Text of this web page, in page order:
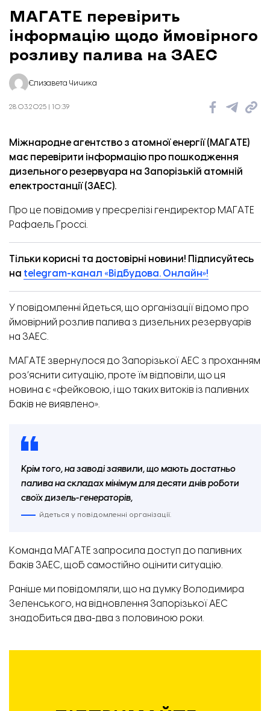
МАГАТЕ перевірить
інформацію щодо ймовірного
розливу палива на ЗАЕС
Єлизавета Чичика
28.03.2025 | 10:39
Міжнародне агентство з атомної енергії (МАГАТЕ)
має перевірити інформацію про пошкодження
дизельного резервуара на Запорізькій атомній
електростанції (ЗАЕС).
Про це повідомив у пресрелізі гендиректор МАГАТЕ
Рафаель Гроссі.
Тільки корисні та достовірні новини! Підписуйтесь
на telegram-канал «Відбудова. Онлайн»!
У повідомленні йдеться, що організації відомо про
ймовірний розлив палива з дизельних резервуарів
на ЗАЕС.
МАГАТЕ звернулося до Запорізької АЕС з проханням
роз’яснити ситуацію, проте їм відповіли, що ця
новина є «фейковою, і що таких витоків із паливних
баків не виявлено».
Крім того, на заводі заявили, що мають достатньо
палива на складах мінімум для десяти днів роботи
своїх дизель-генераторів,
йдеться у повідомленні організації.
Команда МАГАТЕ запросила доступ до паливних
баків ЗАЕС, щоб самостійно оцінити ситуацію.
Раніше ми повідомляли, що на думку Володимира
Зеленського, на відновлення Запорізької АЕС
знадобиться два-два з половиною роки.